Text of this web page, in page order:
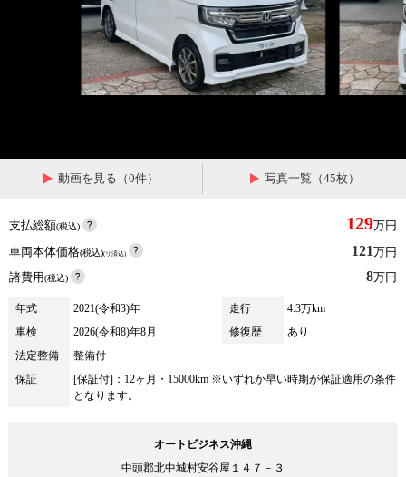
動画を見る（0件） 写真一覧（45枚）
支払総額(税込) 129万円
車両本体価格(税込)(リ済込) 121万円
諸費用(税込) 8万円
年式 2021(令和3)年 走行
4.3万km
車検
2026(令和8)年8月 修復歴
あり
法定整備
整備付
保証
[保証付]：12ヶ月・15000km ※いずれか早い時期が保証適用の条件
となります。
オートビジネス沖縄
中頭郡北中城村安谷屋１４７－３